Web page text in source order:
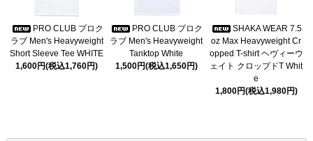
PRO CLUB プロク
ラブ Men's Heavyweight
Short Sleeve Tee WHITE
1,600円(税込1,760円)
PRO CLUB プロク
ラブ Men's Heavyweight
Tanktop White
1,500円(税込1,650円)
SHAKA WEAR 7.5
oz Max Heavyweight Cr
opped T-shirt ヘヴィーウ
ェイト クロップドT Whit
e
1,800円(税込1,980円)